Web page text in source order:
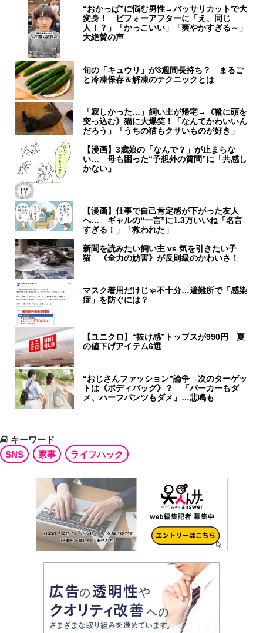
“おかっぱ”に悩む男性→バッサリカットで大
変身！ ビフォーアフターに「え、同じ
人！？」「かっこいい」「爽やかすぎる～」
大絶賛の声
旬の「キュウリ」が3週間長持ち？ まるご
と冷凍保存＆解凍のテクニックとは
「寂しかった…」飼い主が帰宅→《靴に頭を
突っ込む》猫に大爆笑！「なんてかわいいん
だろう」「うちの猫もクサいものが好き」
【漫画】3歳娘の「なんで？」が止まらな
い… 母も困った“予想外の質問”に「共感し
かない」
【漫画】仕事で自己肯定感が下がった友人
へ… ギャルの“一言”に1.3万いいね「名言
すぎる！」「救われた」
新聞を読みたい飼い主 vs 気を引きたい子
猫 《全力の妨害》が反則級のかわいさ！
マスク着用だけじゃ不十分…避難所で「感染
症」を防ぐには？
【ユニクロ】“抜け感”トップスが990円 夏
の値下げアイテム6選
“おじさんファッション”論争→次のターゲッ
トは《ボディバッグ》？ 「パーカーもダ
メ、ハーフパンツもダメ」…悲鳴も
キーワード
SNS
家事 ライフハック